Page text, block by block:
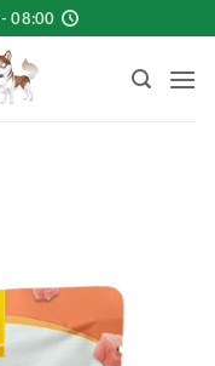
to
content
08:00 - 20:00